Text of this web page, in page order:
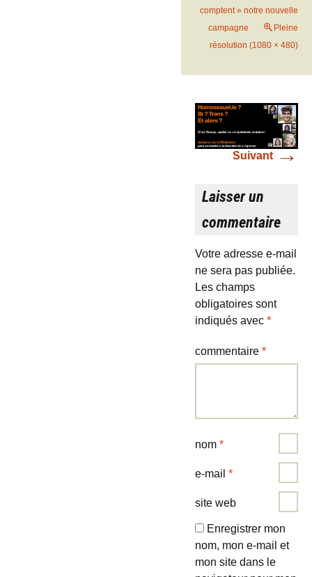
comptent » notre nouvelle
campagne
Pleine
résolution (1080 × 480)
Suivant →
Laisser un
commentaire
Votre adresse e-mail
ne sera pas publiée.
Les champs
obligatoires sont
indiqués avec *
commentaire *
nom *
e-mail *
site web
Enregistrer mon
nom, mon e-mail et
mon site dans le